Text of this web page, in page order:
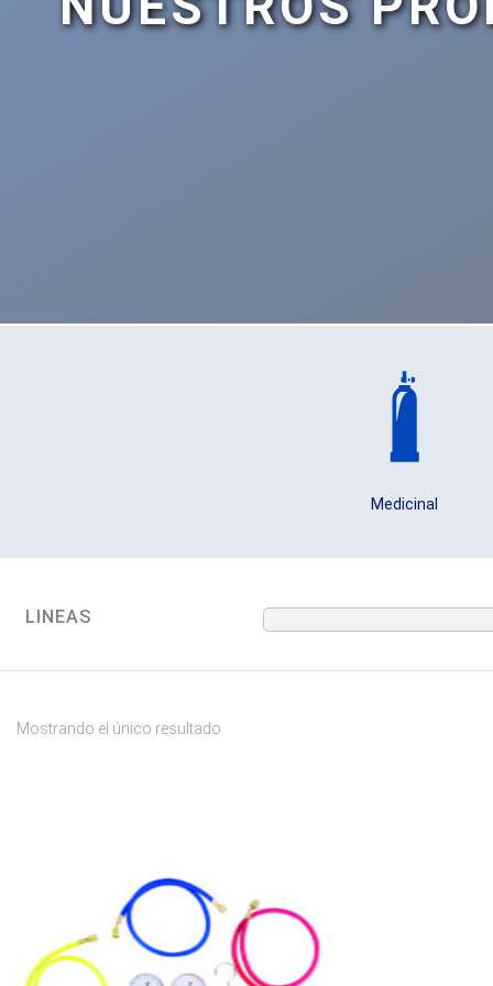
Medicinal
LINEAS
Mostrando el único resultado